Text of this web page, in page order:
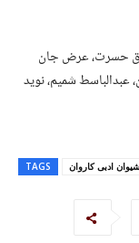
حسرت، عرض جان
عبدالباسط شمیم، نوید
TAGS شیوان ادبی کاروان